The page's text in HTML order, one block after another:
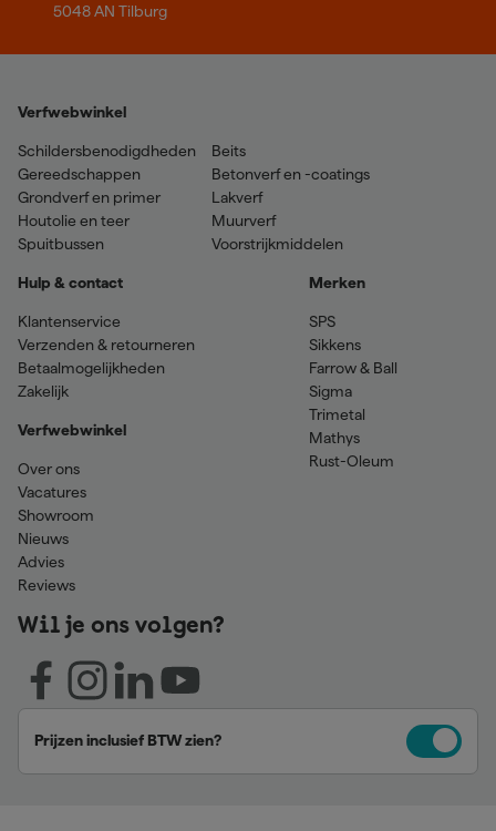
5048 AN Tilburg
Verfwebwinkel
Schildersbenodigdheden
Gereedschappen
Grondverf en primer
Houtolie en teer
Spuitbussen
Beits
Betonverf en -coatings
Lakverf
Muurverf
Voorstrijkmiddelen
Hulp & contact
Klantenservice
Verzenden & retourneren
Betaalmogelijkheden
Zakelijk
Verfwebwinkel
Over ons
Vacatures
Showroom
Nieuws
Advies
Reviews
Merken
SPS
Sikkens
Farrow & Ball
Sigma
Trimetal
Mathys
Rust-Oleum
Wil je ons volgen?
Prijzen inclusief BTW zien?